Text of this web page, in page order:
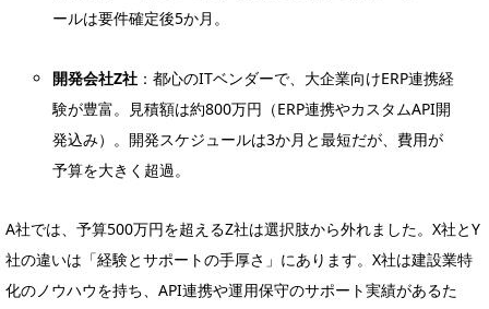
ールは要件確定後5か月。
開発会社Z社 ：都心のITベンダーで、大企業向けERP連携経
験が豊富。見積額は約800万円（ERP連携やカスタムAPI開
発込み）。開発スケジュールは3か月と最短だが、費用が
予算を大きく超過。
A社では、予算500万円を超えるZ社は選択肢から外れました。X社とY
社の違いは「経験とサポートの手厚さ」にあります。X社は建設業特
化のノウハウを持ち、API連携や運用保守のサポート実績があるた